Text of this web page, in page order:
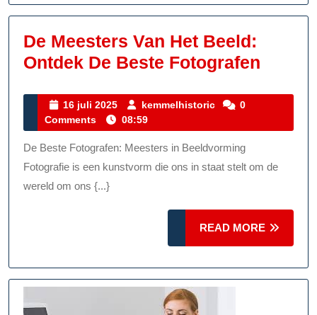
Lens
De Meesters Van Het Beeld:
Ontdek De Beste Fotografen
Beste
16 juli 2025
16
juli
2025
kemmelhistoric kemmelhistoric
0
Comments
08:59
De Beste Fotografen: Meesters in Beeldvorming
Fotografie is een kunstvorm die ons in staat stelt om de
wereld om ons {...}
READ MORE
MORE